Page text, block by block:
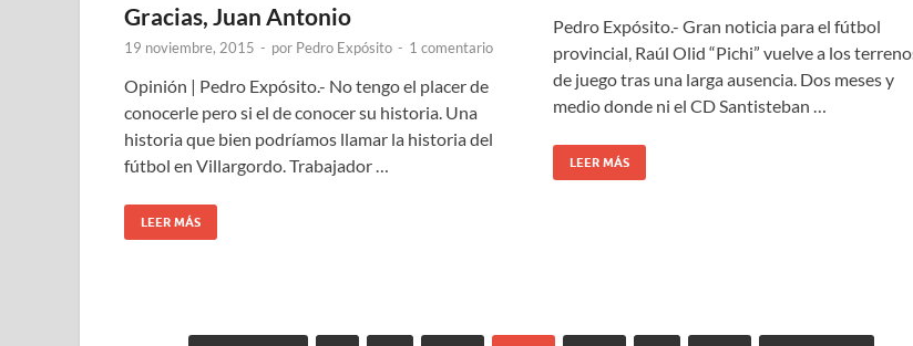
Gracias, Juan Antonio
19 noviembre, 2015 - por Pedro Expósito - 1 comentario
Opinión | Pedro Expósito.- No tengo el placer de
conocerle pero si el de conocer su historia. Una
historia que bien podríamos llamar la historia del
fútbol en Villargordo. Trabajador …
LEER MÁS
Pedro Expósito.- Gran noticia para el fútbol
provincial, Raúl Olid “Pichi” vuelve a los
de juego tras una larga ausencia. Dos meses y
medio donde ni el CD Santisteban …
LEER MÁS